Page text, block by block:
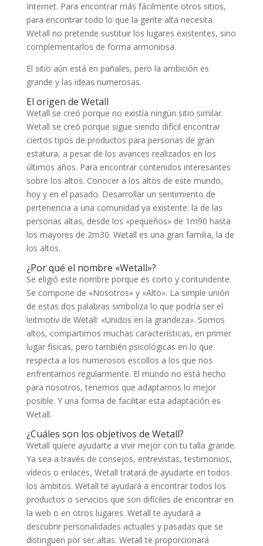
Internet. Para encontrar más fácilmente otros sitios,
para encontrar todo lo que la gente alta necesita.
Wetall no pretende sustituir los lugares existentes, sino
complementarlos de forma armoniosa.
El sitio aún está en pañales, pero la ambición es
grande y las ideas numerosas.
El origen de Wetall
Wetall se creó porque no existía ningún sitio similar.
Wetall se creó porque sigue siendo difícil encontrar
ciertos tipos de productos para personas de gran
estatura, a pesar de los avances realizados en los
últimos años. Para encontrar contenidos interesantes
sobre los altos. Conocer a los altos de este mundo,
hoy y en el pasado. Desarrollar un sentimiento de
pertenencia a una comunidad ya existente: la de las
personas altas, desde los «pequeños» de 1m90 hasta
los mayores de 2m30. Wetall es una gran familia, la de
los altos.
¿Por qué el nombre «Wetall»?
Se eligió este nombre porque es corto y contundente.
Se compone de «Nosotros» y «Alto». La simple unión
de estas dos palabras simboliza lo que podría ser el
leitmotiv de Wetall: «Unidos en la grandeza». Somos
altos, compartimos muchas características, en primer
lugar físicas, pero también psicológicas en lo que
respecta a los numerosos escollos a los que nos
enfrentamos regularmente. El mundo no está hecho
para nosotros, tenemos que adaptarnos lo mejor
posible. Y una forma de facilitar esta adaptación es
Wetall.
¿Cuáles son los objetivos de Wetall?
Wetall quiere ayudarte a vivir mejor con tu talla grande.
Ya sea a través de consejos, entrevistas, testimonios,
vídeos o enlaces, Wetall tratará de ayudarte en todos
los ámbitos. Wetall te ayudará a encontrar todos los
productos o servicios que son difíciles de encontrar en
la web o en otros lugares. Wetall te ayudará a
descubrir personalidades actuales y pasadas que se
distinguen por ser altas. Wetall te proporcionará